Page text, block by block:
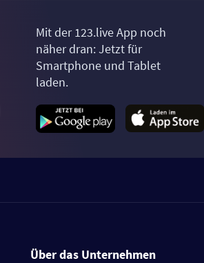
Mit der 123.live App noch
näher dran: Jetzt für
Smartphone und Tablet
laden.
Über das Unternehmen